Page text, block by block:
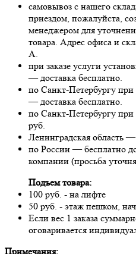
самовывоз с нашего
приездом, пожалуйста,
менеджером для
товара. Адрес офиса и
А.
при заказе услуги
— доставка бесплатно.
по Санкт-Петербургу при
— доставка бесплатно.
по Санкт-Петербургу
руб.
Ленинградская область
по России — бесплатно
компании (просьба
Подъем товара:
100 руб. - на лифте
50 руб. - этаж пешком,
Если вес 1 заказа
оговаривается
Примечания: